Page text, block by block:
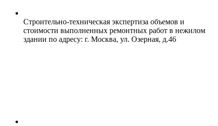
Строительно-техническая экспертиза объемов и
стоимости выполненных ремонтных работ в нежилом
здании по адресу: г. Москва, ул. Озерная, д.46